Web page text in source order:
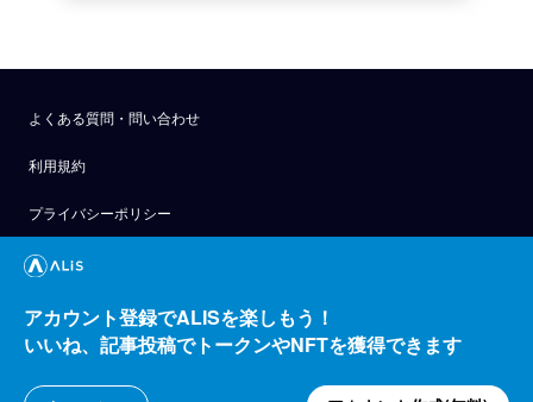
よくある質問・問い合わせ
利用規約
プライバシーポリシー
公式アナウンス
技術ブログ
API
アカウント登録でALISを楽しもう！
いいね、記事投稿でトークンやNFTを獲得できます